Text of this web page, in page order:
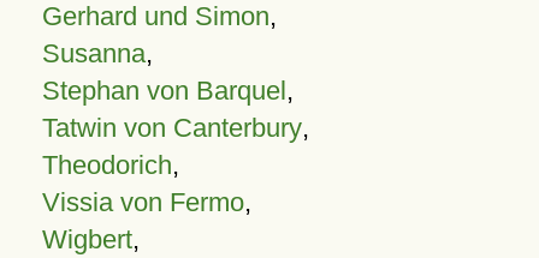
Gerhard und Simon,
Susanna,
Stephan von Barquel,
Tatwin von Canterbury,
Theodorich,
Vissia von Fermo,
Wigbert,